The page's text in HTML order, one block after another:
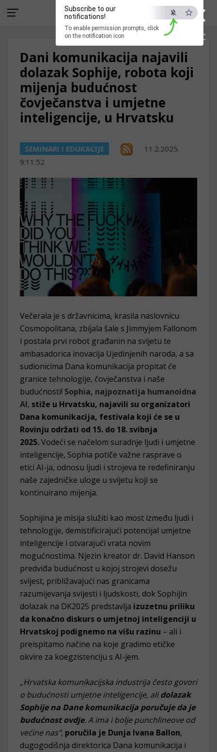
×
ESC
Subscribe to our
notifications!
To enable permission prompts, click
on the notification icon
Dani komunikacija najavili
dolazak Sophije, robota koji
mijenja budućnost
čovječanstva i umjetne
inteligencije, u Hrvatsku
SEMINARI I EDUKACIJE
11.2.2025.
9:11:52
Večerala je s državnicima, krasila naslovnicu
Cosmopolitana, zbijala šale s Jimmyjem Fallonom
i postala prvi robot građanin na svijetu te
ambasadorica inovacija Ujedinjenih naroda, a sa
sudionicima Dana komunikacija propitat će
granice tehnologije, čovječanstva i naše
budućnosti! Sophia, najpoznatija humanoidna
AI, stiže u Hrvatsku, najavili su organizatori
Dana komunikacija, festivala koji će se u
Rovinju održati od 15. do 18. svibnja
2025.Vodeći se načelom suradnje ljudi i umjetne
inteligencije, Sophia potiče važne rasprave o
etici AI-ja, odnosu ljudi i strojeva te redefiniranju
naše zajedničke uloge u svijetu koji se
kontinuirano mijenja.
Sophijina je misija služiti kao most između ljudi i
tehnologije, demistificirajući potencijal umjetne
inteligencije i otvarajući vrata novim
mogućnostima. Njezin kreator dr. David Hanson
predviđa budućnost u kojoj strojevi dosežu
svijest, približavajući nas granicama
razumijevanja svijesti i ljudskosti, dok Sophijin
dolazak na DK2025 predstavlja izuzetnu priliku
da konačno diskurs o umjetnoj inteligenciji u
Hrvatskoj podignemo na višu razinu – ali i
preispitamo načine na koje gradimo etičke
okvire za koegzistenciju s AI-jem.
„Hrvatska komunikacijska industrija često govori
o budućnosti umjetne inteligencije, alidolazak
Sophije na Dane komunikacija poručuje da je
budućnost ovdje. A ima i bolje punchlineove od
većine nas", poručila je Dunja Ivana Ballon,
dugogodišnja direktorica Dana komunikacija i